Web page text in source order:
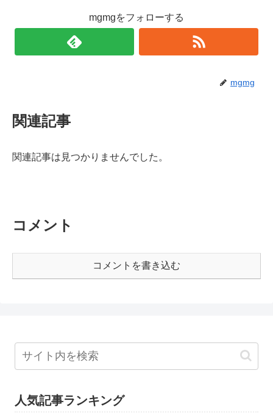
mgmgをフォローする
mgmg
関連記事
関連記事は見つかりませんでした。
コメント
コメントを書き込む
人気記事ランキング